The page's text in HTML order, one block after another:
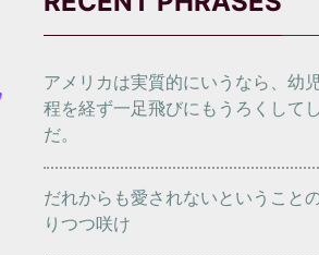
アメリカは実質的にいうなら、幼
程を経ず一足飛びにもうろくして
だ。
だれからも愛されないということ
りつつ咲け